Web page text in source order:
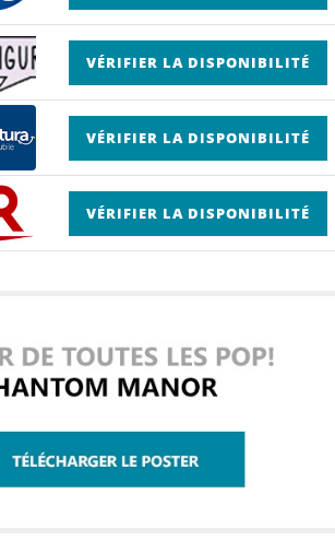
VÉRIFIER LA DISPONIBILITÉ
VÉRIFIER LA DISPONIBILITÉ
VÉRIFIER LA DISPONIBILITÉ